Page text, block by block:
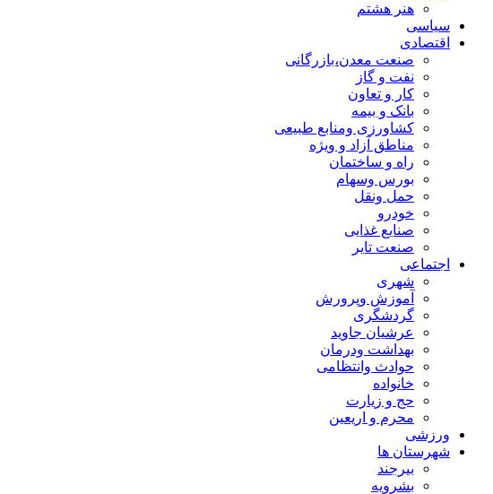
هنر هشتم
سیاسی
اقتصادی
صنعت معدن،بازرگانی
نفت و گاز
کار و تعاون
بانک و بیمه
کشاورزی ومنابع طبیعی
مناطق آزاد و ویژه
راه و ساختمان
بورس وسهام
حمل ونقل
خودرو
صنایع غذایی
صنعت تایر
اجتماعی
شهری
آموزش وپرورش
گردشگری
عرشیان جاوید
بهداشت ودرمان
حوادث وانتظامی
خانواده
حج و زیارت
محرم و اریعین
ورزشی
شهرستان ها
بیرجند
بشرویه